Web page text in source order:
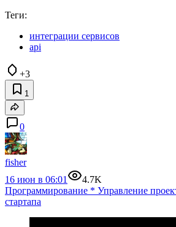
Теги:
интеграции сервисов
api
+3
1
0
fisher
16 июн в 06:01
4.7K
Программирование * Управление
стартапа